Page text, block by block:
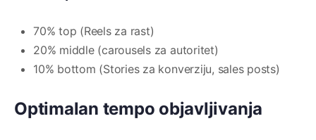
70% top (Reels za rast)
20% middle (carousels za autoritet)
10% bottom (Stories za konverziju, sales posts)
Optimalan tempo objavljivanja